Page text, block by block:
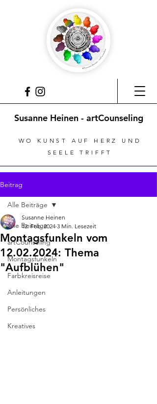
Susanne Heinen - artCounseling
WO KUNST AUF HERZ UND
SEELE TRIFFT
Beitrag
Alle Beiträge
artCounseling
Montagsfunkeln
Farbkreisreise
Anleitungen
Persönliches
Kreatives
Alle Beiträge
Montagsfunkeln vom
12.02.2024: Thema
"Aufblühen"
Susanne Heinen
12. Feb. 2024 3 Min. Lesezeit